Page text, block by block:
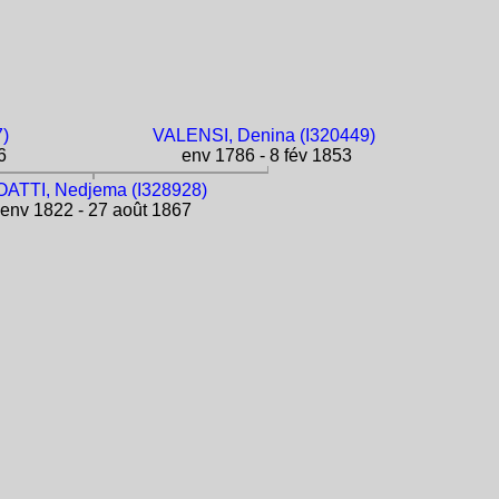
VALENSI, Denina (I320449)
env 1786 - 8 fév 1853
Nedjema (I328928)
1822 - 27 août 1867